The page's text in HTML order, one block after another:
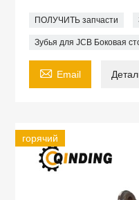
ПОЛУЧИТЬ запчасти
Зубья для JCB Боковая
 Email
горячий